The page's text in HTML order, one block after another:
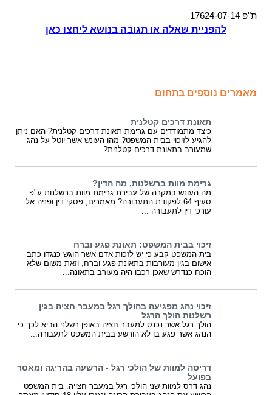
ת"פ 17624-07-14
להפניית שאלה או תגובה בנושא ליחצו כאן
מאמרים נוספים בתחום
תאונת דרכים קטלנית
כיצד מתמודדים עם גרימת תאונת דרכים קטלנית? האם ניתן
להגיע לזיכוי בבית המשפט? מהו העונש אשר יוטל על נהג
שמעורב בתאונת דרכים קטלנית?
גרימת מוות ברשלנות, מה הדין?
מה העונש במקרה של עבירת גרימת מוות ברשלנות ע"פ
סעיף 64 לפקודת התעבורה? מאמרים, פסקי דין ופניה אל
עורכי דין לתעבורה ...
זיכוי בבית המשפט: תאונת פגע וברח
בית המשפט קבע כי יש לזכות אדם אשר הוגש כנגדו כתב
אישום בגין מעורבות בתאונת פגע וברח, וזאת משום שלא
הוכח כנדרש שאכן רכבו היה מעורב בתאונה...
זיכוי נהג מפגיעה בהולך רגל במעבר חציה בגין
רשלנות הולך הרגל
הולך רגל אשר נכנס למעבר חציה באופן רשלני הביא לכך כי
הנהג אשר פגע בו לא הורשע בבית המשפט לתעבורה...
דריסה למוות של הולכי רגל - הרשעה בהריגה ומאסר
בפועל
נהג דרס למוות שני הולכי רגל במעבר חצייה. בית המשפט